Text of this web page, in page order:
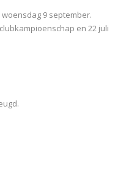
9 september.
en 22 juli